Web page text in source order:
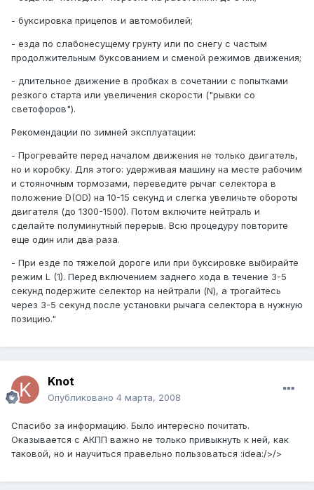
- буксировка прицепов и автомобилей;
- езда по слабонесущему грунту или по снегу с частым
продолжительным буксованием и сменой режимов движения;
- длительное движение в пробках в сочетании с попытками
резкого старта или увеличения скорости ("рывки со
светофоров").
Рекомендации по зимней эксплуатации:
- Прогревайте перед началом движения не только двигатель,
но и коробку. Для этого: удерживая машину на месте рабочим
и стояночным тормозами, переведите рычаг селектора в
положение D(OD) на 10-15 секунд и слегка увеличьте обороты
двигателя (до 1300-1500). Потом включите нейтраль и
сделайте полуминутный перерыв. Всю процедуру повторите
еще один или два раза.
- При езде по тяжелой дороге или при буксировке выбирайте
режим L (1). Перед включением заднего хода в течение 3-5
секунд подержите селектор на нейтрали (N), а трогайтесь
через 3-5 секунд после установки рычага селектора в нужную
позицию."
Knot
Опубликовано 4 марта, 2008
Спасибо за информацию. Было интересно почитать.
Оказывается с АКПП важно не только привыкнуть к ней, как
таковой, но и научиться правельно пользоваться :idea:/>/>